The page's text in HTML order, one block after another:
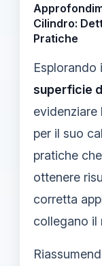
Cilindro:
Pratiche
Esplorando
superficie
evidenziare
per il suo
pratiche
ottenere
corretta
collegano il